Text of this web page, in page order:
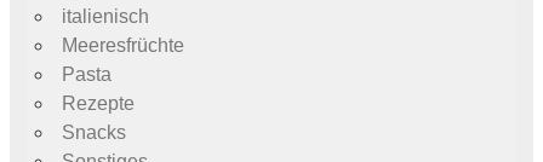
italienisch
Meeresfrüchte
Pasta
Rezepte
Snacks